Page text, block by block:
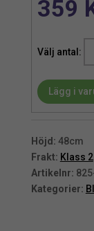
359
på
Lägg i
Höjd: 48cm
Frakt: Klass 2
Artikelnr:
Kategorier: